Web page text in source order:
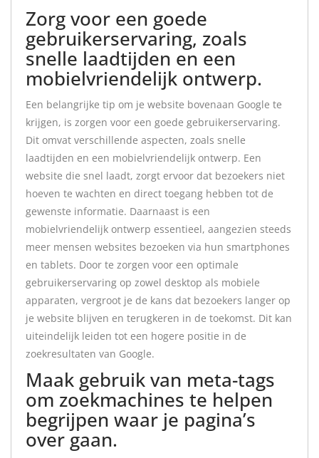
Zorg voor een goede
gebruikerservaring, zoals
snelle laadtijden en een
mobielvriendelijk ontwerp.
Een belangrijke tip om je website bovenaan Google te
krijgen, is zorgen voor een goede gebruikerservaring.
Dit omvat verschillende aspecten, zoals snelle
laadtijden en een mobielvriendelijk ontwerp. Een
website die snel laadt, zorgt ervoor dat bezoekers niet
hoeven te wachten en direct toegang hebben tot de
gewenste informatie. Daarnaast is een
mobielvriendelijk ontwerp essentieel, aangezien steeds
meer mensen websites bezoeken via hun smartphones
en tablets. Door te zorgen voor een optimale
gebruikerservaring op zowel desktop als mobiele
apparaten, vergroot je de kans dat bezoekers langer op
je website blijven en terugkeren in de toekomst. Dit kan
uiteindelijk leiden tot een hogere positie in de
zoekresultaten van Google.
Maak gebruik van meta-tags
om zoekmachines te helpen
begrijpen waar je pagina’s
over gaan.